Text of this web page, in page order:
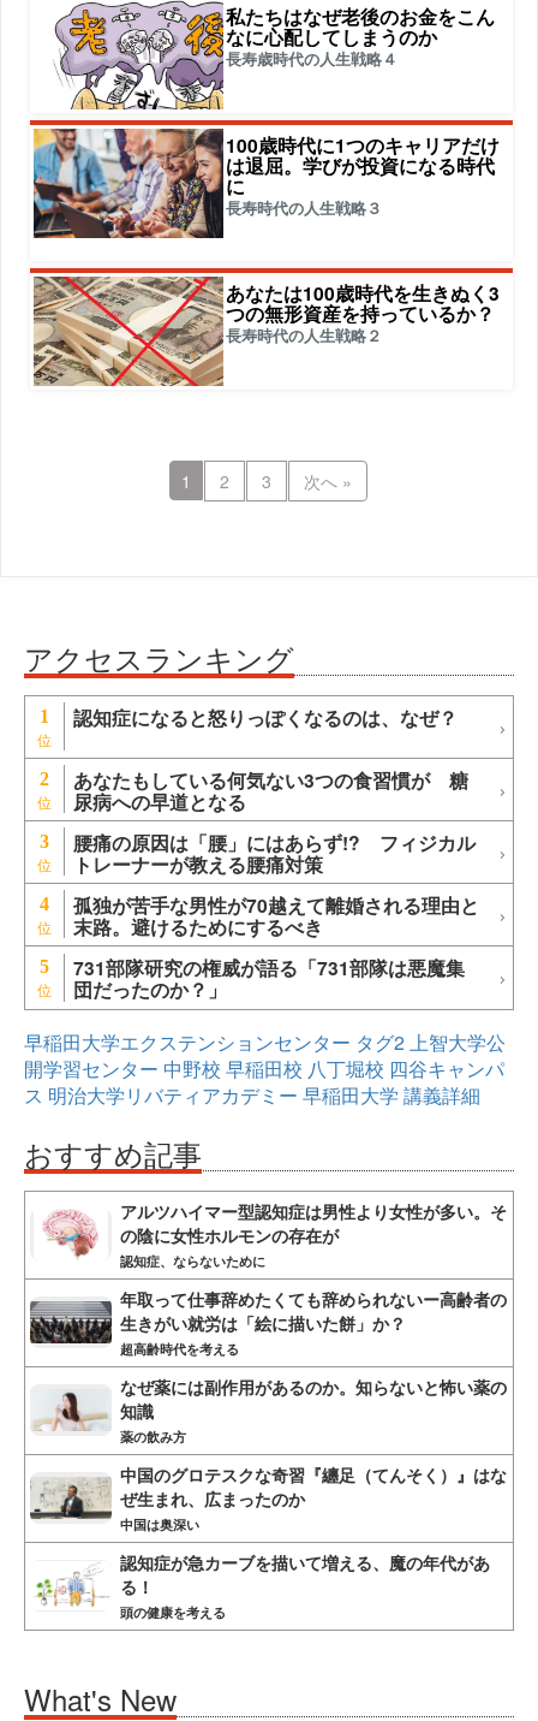
私たちはなぜ老後のお金をこん
なに心配してしまうのか
長寿歳時代の人生戦略４
100歳時代に1つのキャリアだけ
は退屈。学びが投資になる時代
に
長寿時代の人生戦略３
あなたは100歳時代を生きぬく3
つの無形資産を持っているか？
長寿時代の人生戦略２
1 2 3 次へ »
アクセスランキング
1 認知症になると怒りっぽくなるのは、なぜ？
2 あなたもしている何気ない3つの食習慣が 糖
尿病への早道となる
3 腰痛の原因は「腰」にはあらず!? フィジカル
トレーナーが教える腰痛対策
4 孤独が苦手な男性が70越えて離婚される理由と
末路。避けるためにするべき
5 731部隊研究の権威が語る「731部隊は悪魔集
団だったのか？」
早稲田大学エクステンションセンター タグ2上智大学公
開学習センター 中野校 早稲田校 八丁堀校 四谷キャンパ
ス 明治大学リバティアカデミー 早稲田大学 講義詳細
おすすめ記事
アルツハイマー型認知症は男性より女性が多い。そ
の陰に女性ホルモンの存在が
認知症、ならないために
年取って仕事辞めたくても辞められないー高齢者の
生きがい就労は「絵に描いた餅」か？
超高齢時代を考える
なぜ薬には副作用があるのか。知らないと怖い薬の
知識
薬の飲み方
中国のグロテスクな奇習『纏足（てんそく）』はな
ぜ生まれ、広まったのか
中国は奥深い
認知症が急カーブを描いて増える、魔の年代があ
る！
頭の健康を考える
What's New